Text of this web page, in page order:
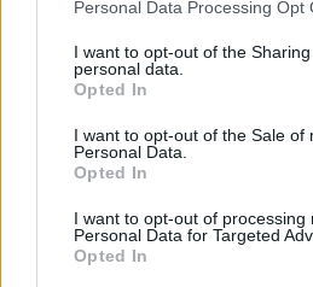
Personal Data Processing Opt
I want to opt-out of the
personal data.
Opted In
I want to opt-out of the Sale of
Personal Data.
Opted In
I want to opt-out of processing
Personal Data for Targeted
Opted In
tanítási módszer
alternatív oktatási módszer
pedagógiai módszer